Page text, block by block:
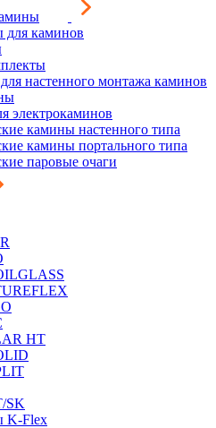
для каминов
настенного монтажа каминов
электрокаминов
камины настенного типа
камины портального типа
паровые очаги
HT
SK
K-Flex